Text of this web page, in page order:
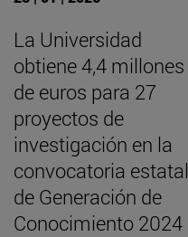
La Universidad
obtiene 4,4 millones
de euros para 27
proyectos de
investigación en la
convocatoria estatal
de Generación de
Conocimiento 2024